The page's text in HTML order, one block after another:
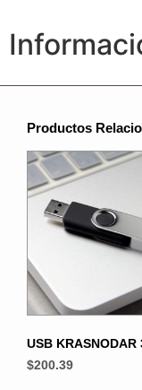
Productos
USB KRASNODAR
$200.39